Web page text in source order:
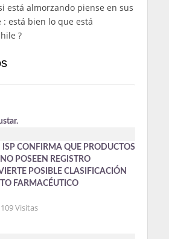
está almorzando piense en sus
: está bien lo que está
?
ISP CONFIRMA QUE PRODUCTOS
POSEEN REGISTRO
POSIBLE CLASIFICACIÓN
FARMACÉUTICO
109 Visitas